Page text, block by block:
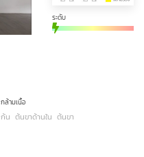
ระดับ
กล้ามเนื้อ
ก้น ต้นขาด้านใน ต้นขา